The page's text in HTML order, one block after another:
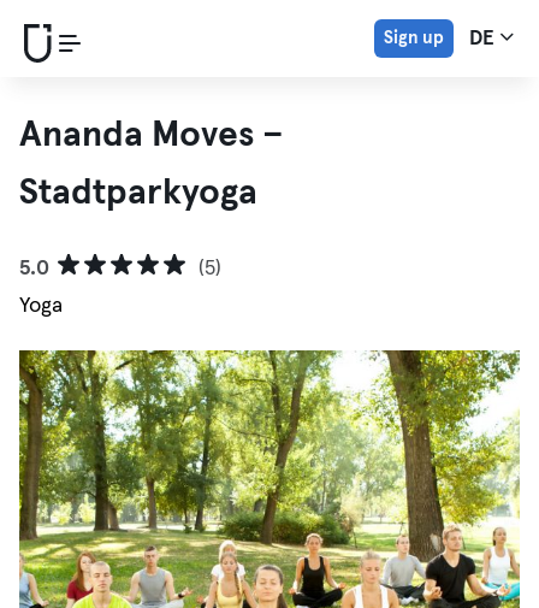
Sign up DE
Ananda Moves –
Stadtparkyoga
5.0
(5)
Yoga